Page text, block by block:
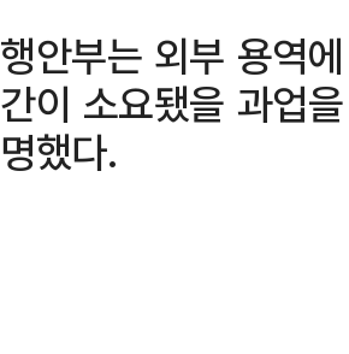
행안부는 외부 용역
간이 소요됐을 과업
명했다.